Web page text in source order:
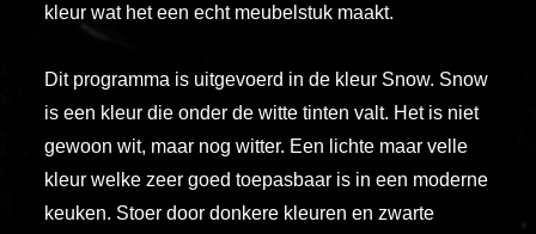
kleur wat het een echt meubelstuk maakt.
Dit programma is uitgevoerd in de kleur Snow. Snow
is een kleur die onder de witte tinten valt. Het is niet
gewoon wit, maar nog witter. Een lichte maar velle
kleur welke zeer goed toepasbaar is in een moderne
keuken. Stoer door donkere kleuren en zwarte
cum
ex
vero
animi